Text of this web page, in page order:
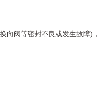
向阀等密封不良或发生故障)